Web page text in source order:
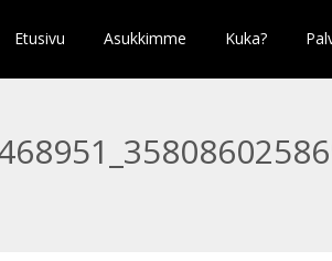
Etusivu Asukkimme Kuka?